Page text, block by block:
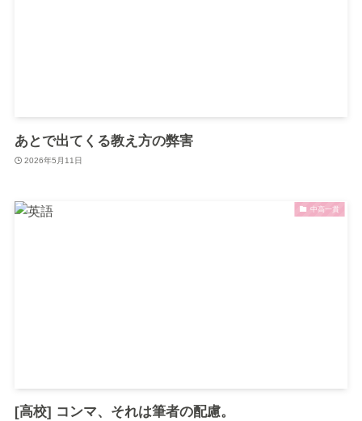
あとで出てくる教え方の弊害
2026年5月11日
中高一貫
[高校] コンマ、それは筆者の配慮。